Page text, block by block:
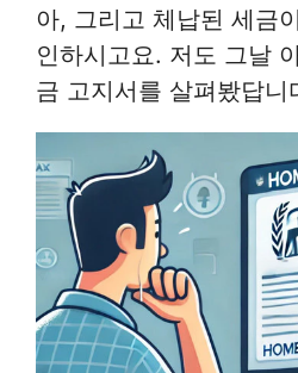
아, 그리고 체납된 세금
인하시고요. 저도 그날
금 고지서를 살펴봤답니